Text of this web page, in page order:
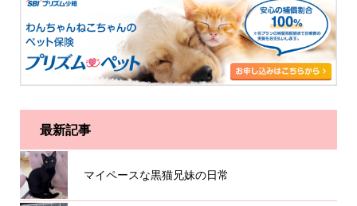
最新記事
マイペースな黒猫兄妹の日常